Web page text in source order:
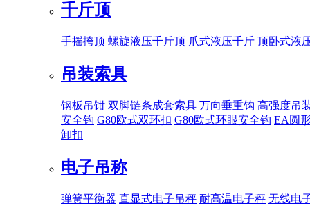
千斤顶
手摇挎顶 螺旋液压千斤顶 爪式液压千斤 顶卧式液
吊装索具
钢板吊钳 双脚链条成套索具 万向垂重钩 高强度吊
安全钩 G80欧式双环扣 G80欧式环眼安全钩 EA圆
卸扣
电子吊称
弹簧平衡器 直显式电子吊秤 耐高温电子秤 无线电